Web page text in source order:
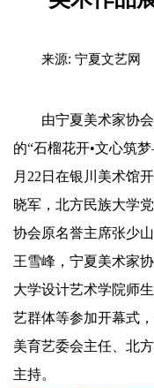
来源: 宁夏文艺网
由宁夏美术家协会
的“石榴花开•文心筑
月22日在银川美术馆
晓军，北方民族大学
协会原名誉主席张少
王雪峰，宁夏美术家
大学设计艺术学院师
艺群体等参加开幕式
美育艺委会主任、北
主持。